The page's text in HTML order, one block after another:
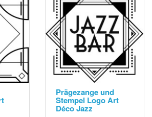
Prägezange und
Stempel Logo Art
Déco Jazz